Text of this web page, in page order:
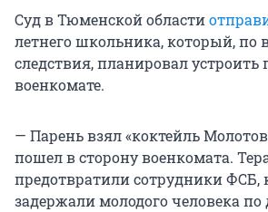
Суд в Тюменской области
летнего школьника, который, по
следствия, планировал устроить
военкомате.
— Парень взял «коктейль
пошел в сторону военкомата.
предотвратили сотрудники ФСБ,
задержали молодого человека по